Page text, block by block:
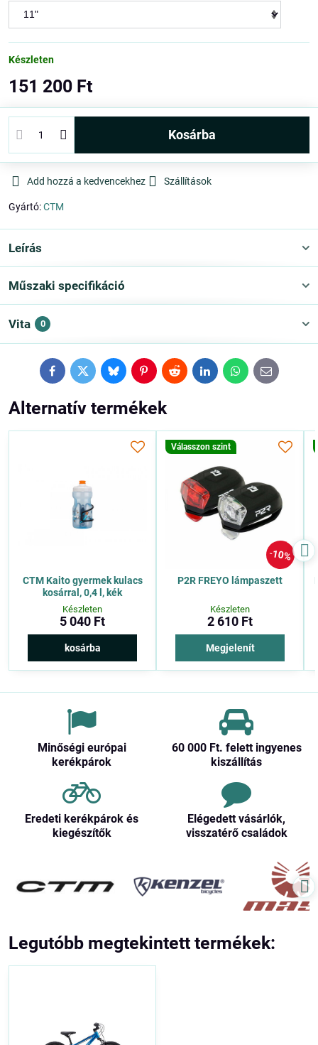
Készleten
151 200 Ft
kosárba
Add hozzá a kedvencekhez Szállítások
Gyártó:CTM
Leírás
Műszaki specifikáció
Vita 0
FacebookTwitterBlueskyPinterestRedditLinkedInWhatsApp
E-
mail
Alternatív termékek
CTM Kaito gyermek kulacs
kosárral, 0,4 l, kék
Készleten
5 040 Ft
kosárba
10%
Válasszon szint
P2R FREYO lámpaszett
Készleten
2 610 Ft
Megjelenít
Minőségi európai
kerékpárok
60 000 Ft​. felett ingyenes
kiszállítás
Eredeti kerékpárok és
kiegészítők
Elégedett vásárlók,
visszatérő családok
Legutóbb megtekintett termékek: